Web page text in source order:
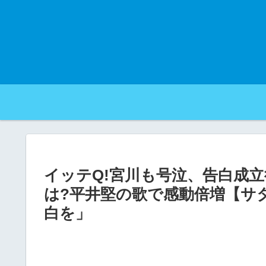
イッテQ!宮川も号泣、告白成
は?平井堅の歌で感動倍増【サ
白を」